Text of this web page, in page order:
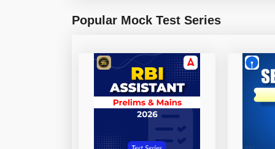
Popular Mock Test Series